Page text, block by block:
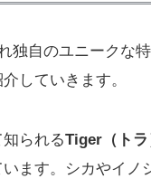
自のユニークな
していきます。
られるTiger（トラ
ます。シカやイノ